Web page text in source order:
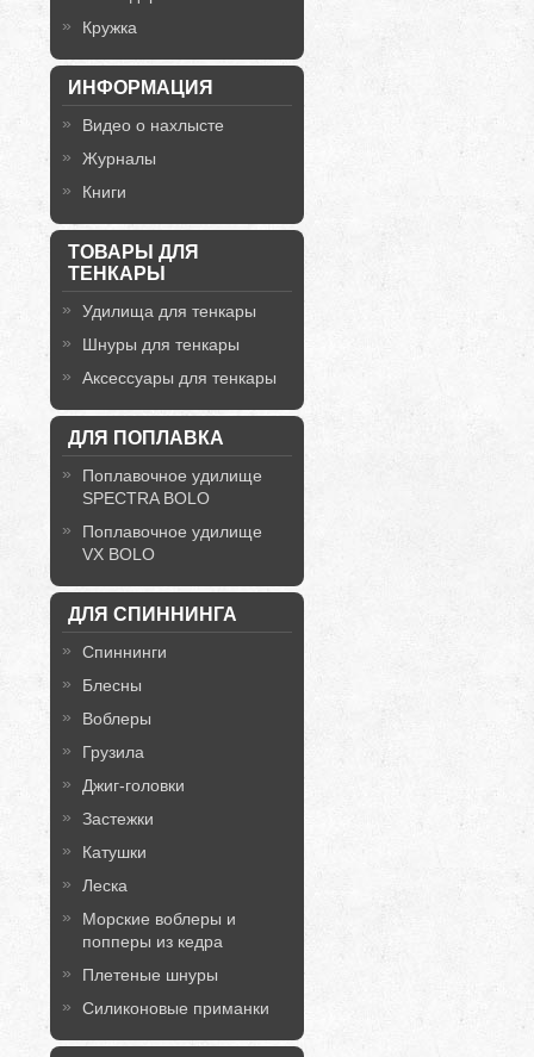
Кружка
ИНФОРМАЦИЯ
Видео о нахлысте
Журналы
Книги
ТОВАРЫ ДЛЯ
ТЕНКАРЫ
Удилища для тенкары
Шнуры для тенкары
Аксессуары для тенкары
ДЛЯ ПОПЛАВКА
Поплавочное удилище
SPECTRA BOLO
Поплавочное удилище
VX BOLO
ДЛЯ СПИННИНГА
Спиннинги
Блесны
Воблеры
Грузила
Джиг-головки
Застежки
Катушки
Леска
Морские воблеры и
попперы из кедра
Плетеные шнуры
Силиконовые приманки